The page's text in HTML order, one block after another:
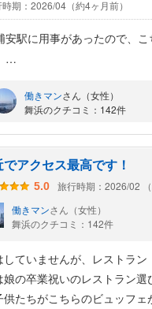
期：2026/04（約4ヶ月前）
安駅に用事があったので、
わらずとっても素敵です。
はこちらの二階に入ってい
うお店がいい」
うようになってしまいました
いえ、素敵なフェアがある
です。
働きマンさん（女性）
舞浜のクチコミ：142件
アクセス最高です！
5.0
旅行時期：2026/02 （
働きマンさん（女性）
舞浜のクチコミ：142件
していませんが、レストラン
の卒業祝いのレストラン選
供たちがこちらのビュッフ